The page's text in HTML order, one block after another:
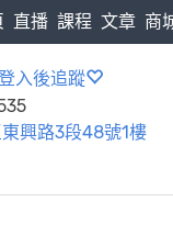
直播 課程 文章 商
入後追蹤
興路3段48號1樓